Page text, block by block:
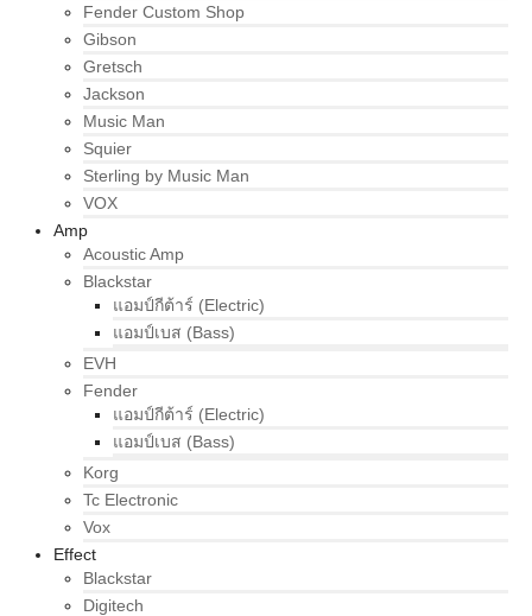
Fender Custom Shop
Gibson
Gretsch
Jackson
Music Man
Squier
Sterling by Music Man
VOX
Amp
Acoustic Amp
Blackstar
แอมป์กีต้าร์ (Electric)
แอมป์เบส (Bass)
EVH
Fender
แอมป์กีต้าร์ (Electric)
แอมป์เบส (Bass)
Korg
Tc Electronic
Vox
Effect
Blackstar
Digitech